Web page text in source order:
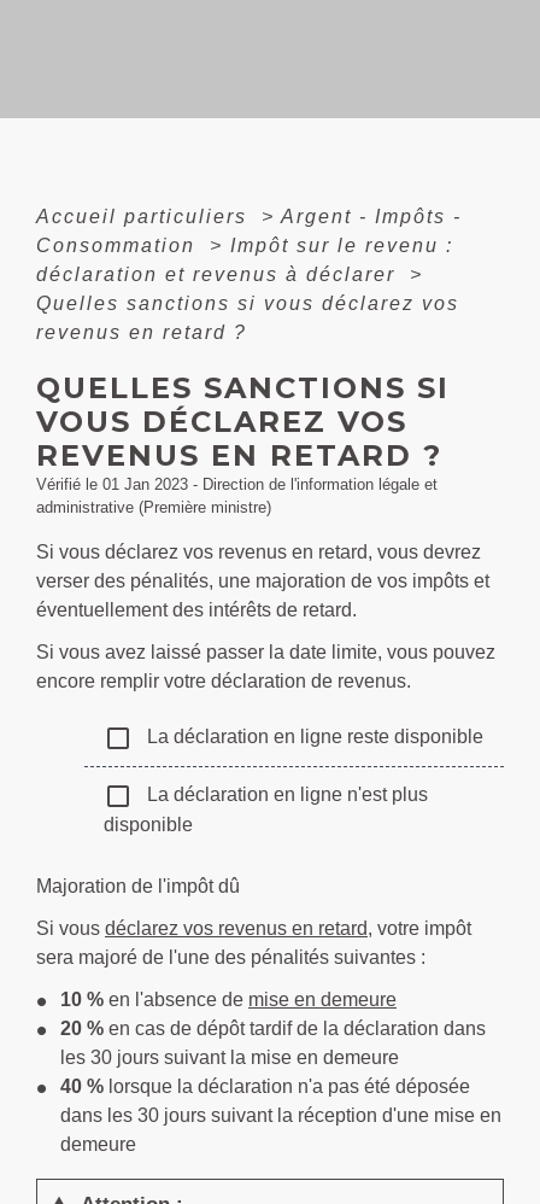
Accueil particuliers > Argent - Impôts -
Consommation
> Impôt sur le revenu :
déclaration et revenus à déclarer
>
Quelles sanctions si vous déclarez vos
revenus en retard ?
QUELLES SANCTIONS SI
VOUS DÉCLAREZ VOS
REVENUS EN RETARD ?
Vérifié le 01 Jan 2023 - Direction de l'information légale et
administrative (Première ministre)
Si vous déclarez vos revenus en retard, vous devrez
verser des pénalités, une majoration de vos impôts et
éventuellement des intérêts de retard.
Si vous avez laissé passer la date limite, vous pouvez
encore remplir votre déclaration de revenus.
check_box_outline_blank La déclaration en ligne reste disponible
check_box_outline_blank
La déclaration en ligne n'est plus
disponible
Majoration de l'impôt dû
Si vous déclarez vos revenus en retard, votre impôt
sera majoré de l'une des pénalités suivantes :
10 % en l'absence de mise en demeure
20 % en cas de dépôt tardif de la déclaration dans
les 30 jours suivant la mise en demeure
40 % lorsque la déclaration n'a pas été déposée
dans les 30 jours suivant la réception d'une mise en
demeure